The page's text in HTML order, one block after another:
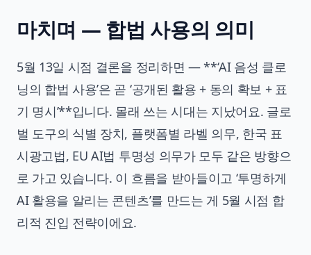
마치며 — 합법 사용의 의미
5월 13일 시점 결론을 정리하면 — **‘AI 음성 클로
닝의 합법 사용’은 곧 ‘공개된 활용 + 동의 확보 + 표
기 명시’**입니다. 몰래 쓰는 시대는 지났어요. 글로
벌 도구의 식별 장치, 플랫폼별 라벨 의무, 한국 표
시광고법, EU AI법 투명성 의무가 모두 같은 방향으
로 가고 있습니다. 이 흐름을 받아들이고 ‘투명하게
AI 활용을 알리는 콘텐츠’를 만드는 게 5월 시점 합
리적 진입 전략이에요.